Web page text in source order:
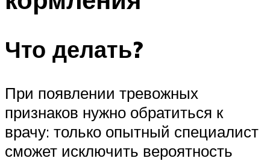
Что делать?
При появлении тревожных
признаков нужно обратиться к
врачу: только опытный специалист
сможет исключить вероятность